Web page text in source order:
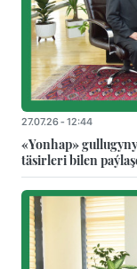
27.07.26 - 12:44
«Yonhap»
täsirleri bilen